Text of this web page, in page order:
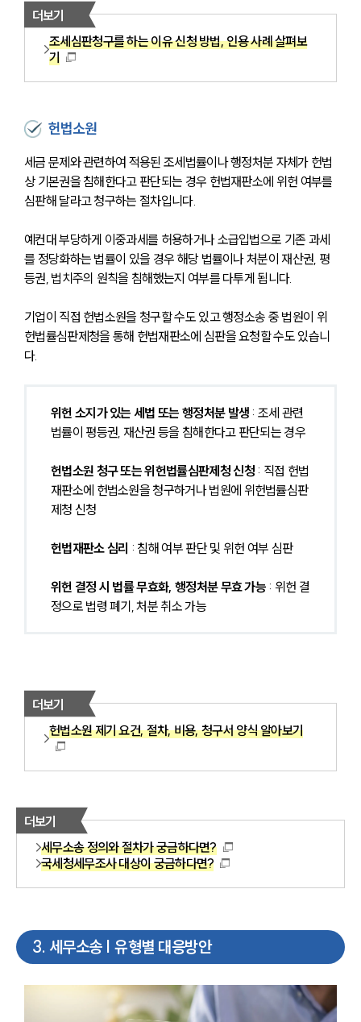
더보기
조세심판청구를 하는 이유 신청 방법, 인용 사례 살펴보
기
헌법소원
세금 문제와 관련하여 적용된 조세법률이나 행정처분 자체가 헌법
상 기본권을 침해한다고 판단되는 경우 헌법재판소에 위헌 여부를
심판해 달라고 청구하는 절차입니다.
예컨대 부당하게 이중과세를 허용하거나 소급입법으로 기존 과세
를 정당화하는 법률이 있을 경우 해당 법률이나 처분이 재산권, 평
등권, 법치주의 원칙을 침해했는지 여부를 다투게 됩니다.
기업이 직접 헌법소원을 청구할 수도 있고 행정소송 중 법원이 위
헌법률심판제청을 통해 헌법재판소에 심판을 요청할 수도 있습니
다.
위헌 소지가 있는 세법 또는 행정처분 발생 : 조세 관련
법률이 평등권, 재산권 등을 침해한다고 판단되는 경우
헌법소원 청구 또는 위헌법률심판제청 신청 : 직접 헌법
재판소에 헌법소원을 청구하거나 법원에 위헌법률심판
제청 신청
헌법재판소 심리 : 침해 여부 판단 및 위헌 여부 심판
위헌 결정 시 법률 무효화, 행정처분 무효 가능 : 위헌 결
정으로 법령 폐기, 처분 취소 가능
더보기
헌법소원 제기 요건, 절차, 비용, 청구서 양식 알아보기
더보기
세무소송 정의와 절차가 궁금하다면?
국세청세무조사 대상이 궁금하다면?
3. 세무소송 | 유형별 대응방안